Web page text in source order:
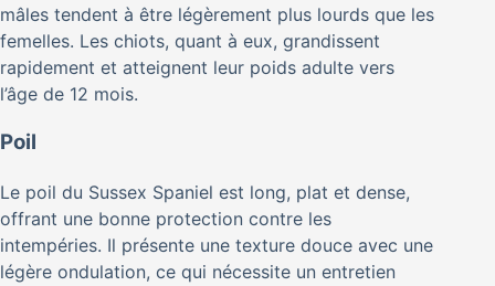
mâles tendent à être légèrement plus lourds que les
femelles. Les chiots, quant à eux, grandissent
rapidement et atteignent leur poids adulte vers
l’âge de 12 mois.
Poil
Le poil du Sussex Spaniel est long, plat et dense,
offrant une bonne protection contre les
intempéries. Il présente une texture douce avec une
légère ondulation, ce qui nécessite un entretien